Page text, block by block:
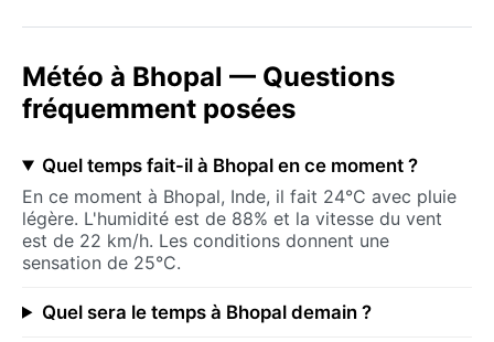
Météo à Bhopal — Questions
fréquemment posées
Quel temps fait-il à Bhopal en ce moment ?
En ce moment à Bhopal, Inde, il fait 24°C avec pluie
légère. L'humidité est de 88% et la vitesse du vent
est de 22 km/h. Les conditions donnent une
sensation de 25°C.
Quel sera le temps à Bhopal demain ?